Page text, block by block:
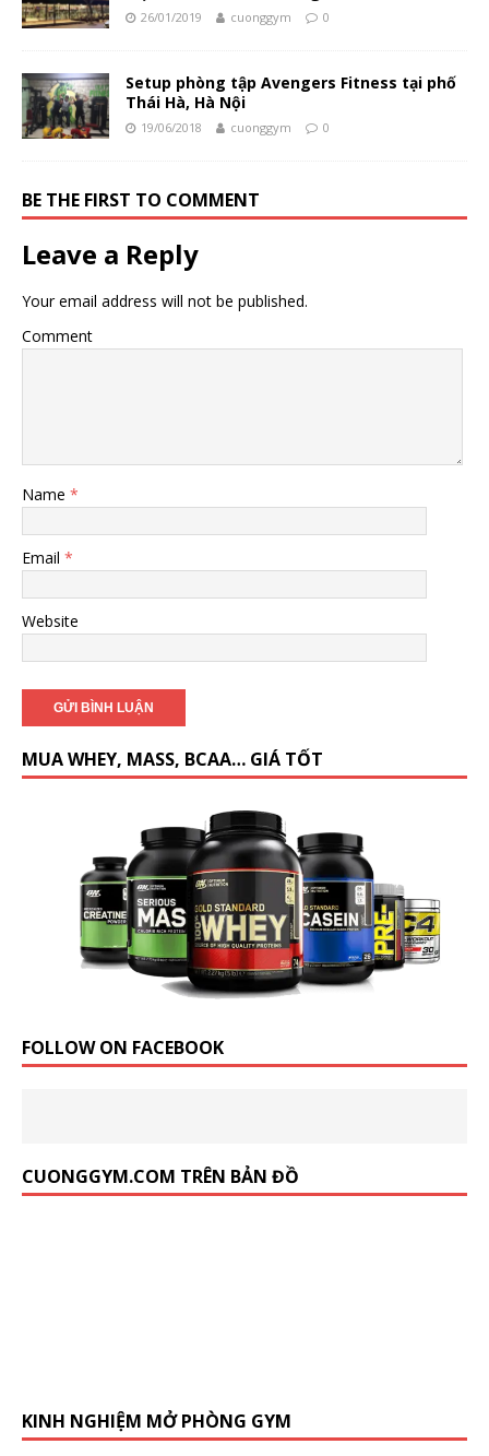
26/01/2019 cuonggym 0
Setup phòng tập Avengers Fitness tại phố
Thái Hà, Hà Nội
19/06/2018 cuonggym 0
BE THE FIRST TO COMMENT
Leave a Reply
Your email address will not be published.
Comment
Name *
Email *
Website
MUA WHEY, MASS, BCAA… GIÁ TỐT
FOLLOW ON FACEBOOK
CUONGGYM.COM TRÊN BẢN ĐỒ
KINH NGHIỆM MỞ PHÒNG GYM